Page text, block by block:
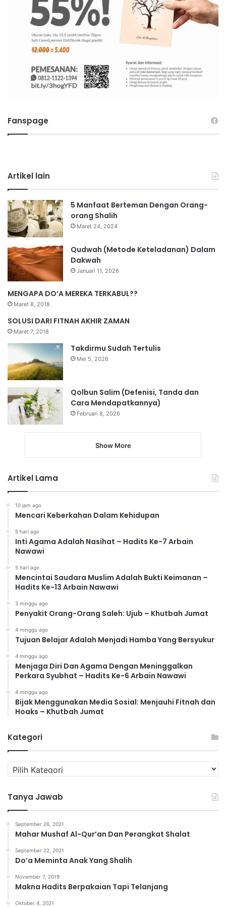
Fanspage
Artikel lain
5 Manfaat Berteman Dengan Orang-
orang Shalih
Maret 24, 2024
Qudwah (Metode Keteladanan) Dalam
Dakwah
Januari 11, 2026
MENGAPA DO’A MEREKA TERKABUL??
Maret 8, 2018
SOLUSI DARI FITNAH AKHIR ZAMAN
Maret 7, 2018
Takdirmu Sudah Tertulis
Mei 5, 2026
Qolbun Salim (Defenisi, Tanda dan
Cara Mendapatkannya)
Februari 8, 2026
Show More
Artikel Lama
10 jam ago
Mencari Keberkahan Dalam Kehidupan
5 hari ago
Inti Agama Adalah Nasihat – Hadits Ke-7 Arbain
Nawawi
5 hari ago
Mencintai Saudara Muslim Adalah Bukti Keimanan –
Hadits Ke-13 Arbain Nawawi
3 minggu ago
Penyakit Orang-Orang Saleh: Ujub – Khutbah Jumat
4 minggu ago
Tujuan Belajar Adalah Menjadi Hamba Yang Bersyukur
4 minggu ago
Menjaga Diri Dan Agama Dengan Meninggalkan
Perkara Syubhat – Hadits Ke-6 Arbain Nawawi
4 minggu ago
Bijak Menggunakan Media Sosial: Menjauhi Fitnah dan
Hoaks – Khutbah Jumat
Kategori
a
e
g
Tanya Jawab
September 26, 2021
Mahar Mushaf Al-Qur’an Dan Perangkat Shalat
September 22, 2021
Do’a Meminta Anak Yang Shalih
November 7, 2019
Makna Hadits Berpakaian Tapi Telanjang
Oktober 4, 2021